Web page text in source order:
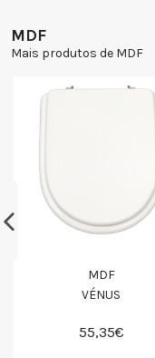
MDF
Mais produtos de MDF
MDF
VÉNUS
55,35€